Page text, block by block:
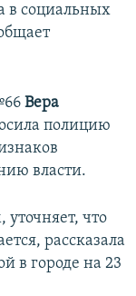
в социальных
Вера
полицию
власти.
уточняет, что
рассказала
в городе на 23